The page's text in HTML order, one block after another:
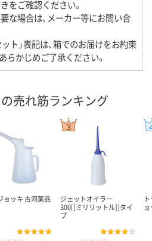
をご確認ください。
な場合は、メーカー等にお問い合
ト」表記は、箱でのお届けをお約束
らかじめご了承ください。
売れ筋ランキング
ョッキ 古河薬品
ジェットオイラー
300[[ミリリットル]]タイ
プ